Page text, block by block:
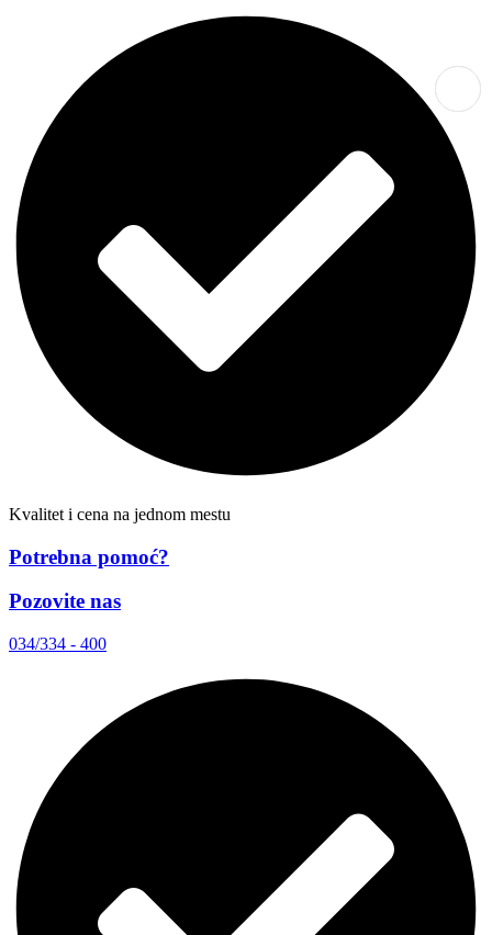
Kvalitet i cena na jednom mestu
Potrebna pomoć?
Pozovite nas
034/334 - 400